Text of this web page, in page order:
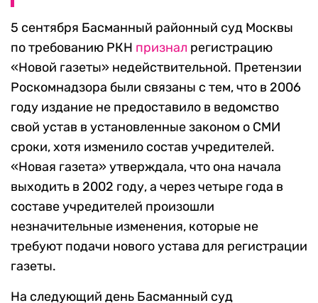
5 сентября Басманный районный суд Москвы
по требованию РКН признал регистрацию
«Новой газеты» недействительной. Претензии
Роскомнадзора были связаны с тем, что в 2006
году издание не предоставило в ведомство
свой устав в установленные законом о СМИ
сроки, хотя изменило состав учредителей.
«Новая газета» утверждала, что она начала
выходить в 2002 году, а через четыре года в
составе учредителей произошли
незначительные изменения, которые не
требуют подачи нового устава для регистрации
газеты.
На следующий день Басманный суд